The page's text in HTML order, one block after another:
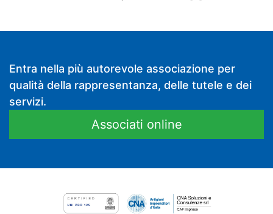
Entra nella più autorevole associazione per
qualità della rappresentanza, delle tutele e dei
servizi.
Associati online